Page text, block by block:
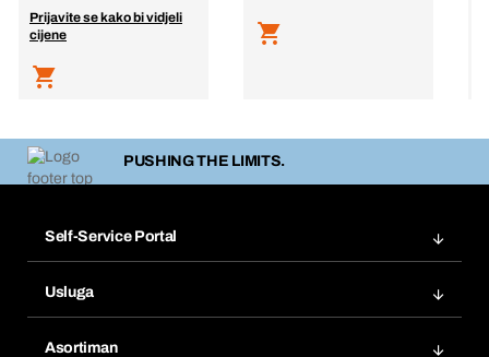
Prijavite se kako bi vidjeli
cijene
PUSHING THE LIMITS.
Self-Service Portal
Popisi želja
Usluga
Asortiman